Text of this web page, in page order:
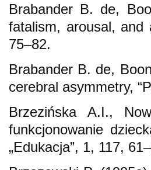
Brabander B. de,
fatalism, arousal, and
75–82.
Brabander B. de,
cerebral asymmetry,
Brzezińska A.I.,
funkcjonowanie
„Edukacja”, 1, 117,